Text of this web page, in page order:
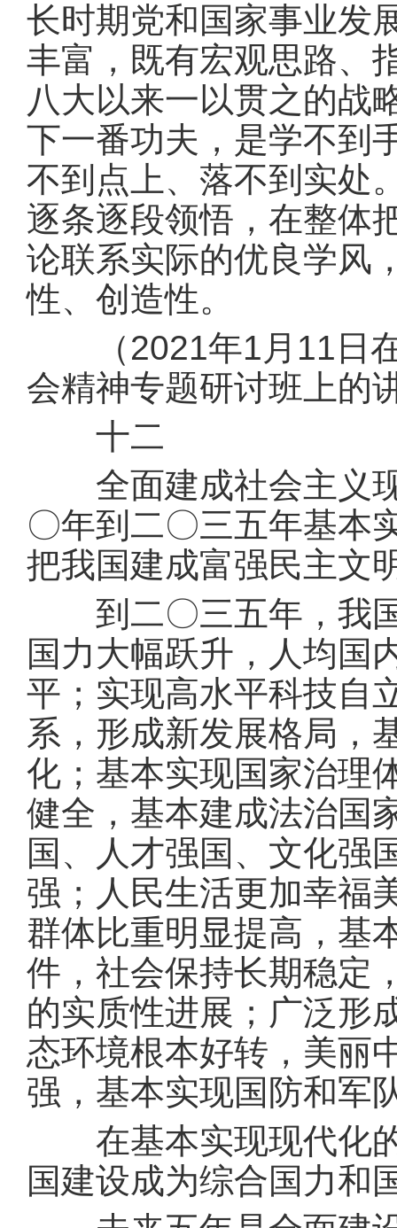
长时期党和国家事业发
丰富，既有宏观思路、
八大以来一以贯之的战
下一番功夫，是学不到
不到点上、落不到实处
逐条逐段领悟，在整体
论联系实际的优良学风
性、创造性。
（2021年1月11日在
会精神专题研讨班上的
十二
全面建成社会主义现
〇年到二〇三五年基本
把我国建成富强民主文
到二〇三五年，我国
国力大幅跃升，人均国
平；实现高水平科技自
系，形成新发展格局，
化；基本实现国家治理
健全，基本建成法治国
国、人才强国、文化强
强；人民生活更加幸福
群体比重明显提高，基
件，社会保持长期稳定
的实质性进展；广泛形
态环境根本好转，美丽
强，基本实现国防和军
在基本实现现代化的
国建设成为综合国力和